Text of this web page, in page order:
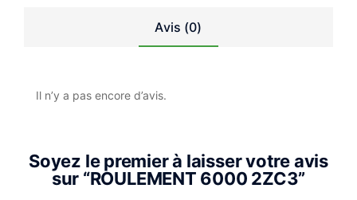
Avis (0)
Il n’y a pas encore d’avis.
Soyez le premier à laisser votre avis
sur “ROULEMENT 6000 2ZC3”